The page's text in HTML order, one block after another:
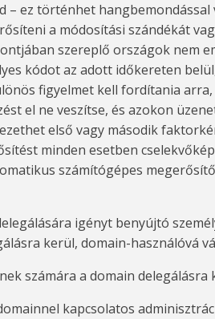
ez történhet hangbemondással
a módosítási szándékát
szereplő országok nem
kódot az adott időkereten
figyelmet kell fordítania
el ne veszítse, és azokon
első vagy második
minden esetben
számítógépes
igényt benyújtó
kerül, domain-használóvá
számára a domain delegálásra
kapcsolatos